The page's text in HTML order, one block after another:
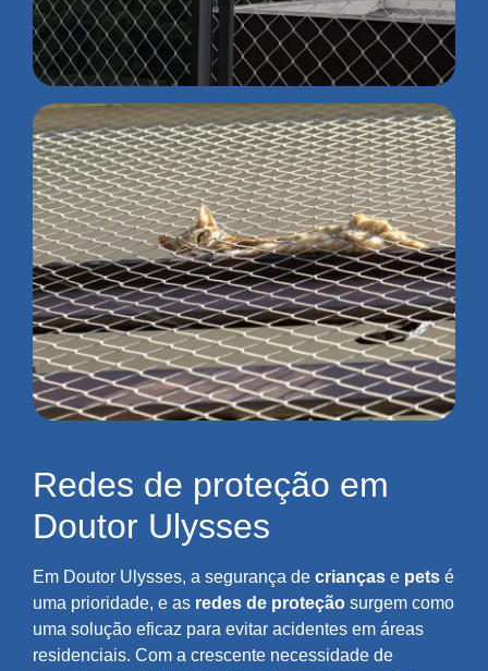
Redes de proteção em
Doutor Ulysses
Em Doutor Ulysses, a segurança de crianças e pets é
uma prioridade, e as redes de proteção surgem como
uma solução eficaz para evitar acidentes em áreas
residenciais. Com a crescente necessidade de